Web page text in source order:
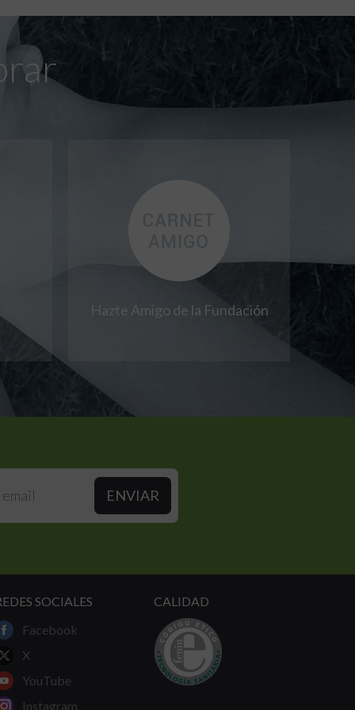
Hazte Amigo de la Fundación
SOCIALES
Facebook
X
YouTube
Instagram
CALIDAD